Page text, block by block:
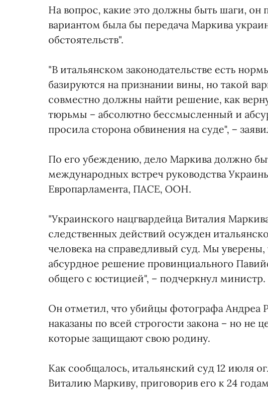
На вопрос, какие это должны быть шаги, он
вариантом была бы передача Маркива
обстоятельств".
"В итальянском законодательстве есть
базируются на признании вины, но такой
совместно должны найти решение, как
тюрьмы – абсолютно бессмысленный и
просила сторона обвинения на суде", –
По его убеждению, дело Маркива должно
международных встреч руководства
Европарламента, ПАСЕ, ООН.
"Украинского нацгвардейца Виталия
следственных действий осужден
человека на справедливый суд. Мы
абсурдное решение провинциального
общего с юстицией", – подчеркнул министр.
Он отметил, что убийцы фотографа Андреа
наказаны по всей строгости закона – но не
которые защищают свою родину.
Как сообщалось, итальянский суд 12 июля
Виталию Маркиву, приговорив его к 24